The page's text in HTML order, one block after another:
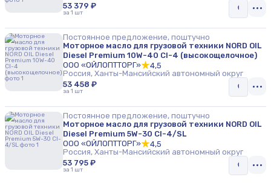
53 379 ₽
за 1 шт
Постоянное предложение, поштучно
Моторное масло для грузовой техники NORD OIL
Diesel Premium 10W-40 CI-4 (высокощелочное)
ООО «ОЙЛОПТТОРГ»
4,5
Россия, Ханты-Мансийский автономный округ
53 458 ₽
за 1 шт
Постоянное предложение, поштучно
Моторное масло для грузовой техники NORD OIL
Diesel Premium 5W-30 CI-4/SL
ООО «ОЙЛОПТТОРГ»
4,5
Россия, Ханты-Мансийский автономный округ
53 795 ₽
за 1 шт